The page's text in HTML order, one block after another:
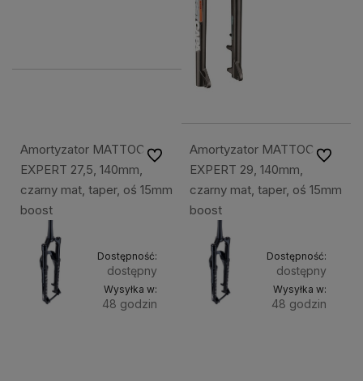
koszyka
Amortyzator MATTOC
EXPERT 27,5, 140mm,
czarny mat, taper, oś 15mm
boost
Dostępność:
dostępny
Wysyłka w:
48 godzin
Do ulubionychAmortyzator MATTOC
EXPERT 29, 140mm,
czarny mat, taper, oś 15mm
boost
Dostępność:
dostępny
Wysyłka w:
48 godzin
Do